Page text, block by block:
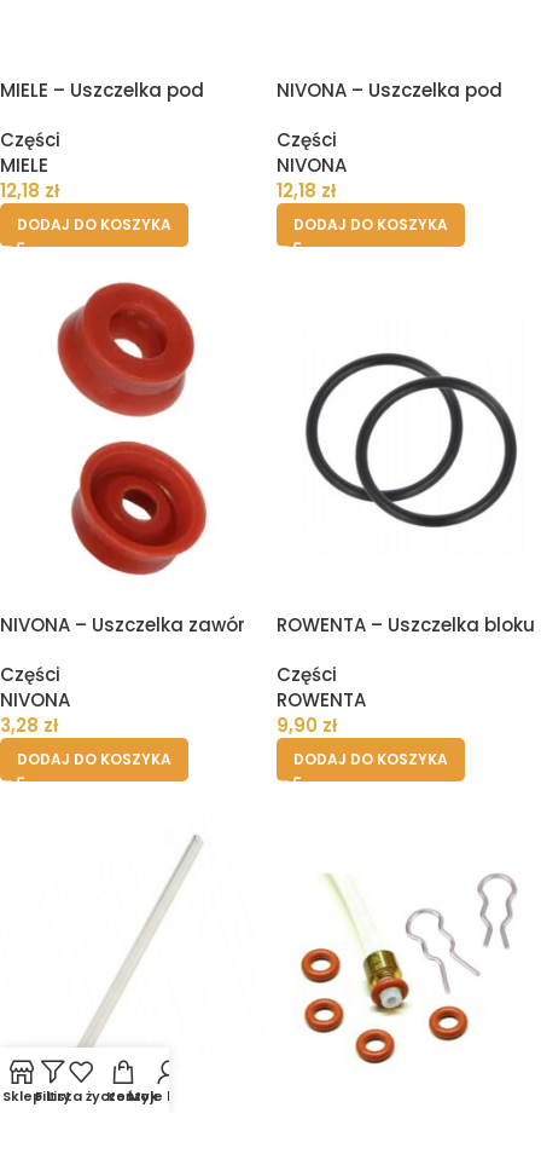
MIELE – Uszczelka pod
ekspresu
Części
MIELE
12,18 zł
DODAJ DO KOSZYKA
NIVONA – Uszczelka pod
ekspresu
Części
NIVONA
12,18 zł
DODAJ DO KOSZYKA
NIVONA – Uszczelka zawór
Części
NIVONA
3,28 zł
DODAJ DO KOSZYKA
ROWENTA – Uszczelka bloku
Części
ROWENTA
9,90 zł
DODAJ DO KOSZYKA
SklepFiltry
Lista życzeńKoszyk
Moje konto